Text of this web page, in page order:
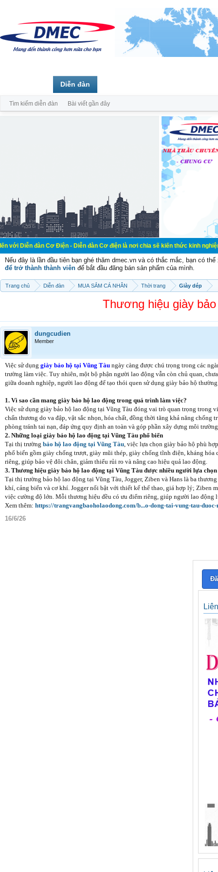
Cơ Điện - Diễn đàn Cơ điện là nơi chia sẽ kiến thức kinh nghiệm trong
Nếu đây là lần đầu tiên bạn ghé thăm dmec.vn và có thắc mắc, bạn có
để trở thành thành viên để bắt đầu đăng bán sản phẩm của mình.
Trang chủ Diễn đàn MUA SẮM CÁ NHÂN Thời trang Giày dép
Thương hiệu giày
dungcudien
Member
Việc sử dụng giày bảo hộ tại Vũng Tàu ngày càng được chú trọng trong các
trường làm việc. Tuy nhiên, một bộ phận người lao động vẫn còn chủ quan,
giữa doanh nghiệp, người lao động để tạo thói quen sử dụng giày bảo hộ
1. Vì sao cần mang giày bảo hộ lao động trong quá trình làm việc?
Việc sử dụng giày bảo hộ lao động tại Vũng Tàu đóng vai trò quan trọng trong
chấn thương do va đập, vật sắc nhọn, hóa chất, đồng thời tăng khả năng
phòng tránh tai nạn, đáp ứng quy định an toàn và góp phần xây dựng môi
2. Những loại giày bảo hộ lao động tại Vũng Tàu phổ biến
Tại thị trường bảo hộ lao động tại Vũng Tàu, việc lựa chọn giày bảo hộ phù
phổ biến gồm giày chống trượt, giày mũi thép, giày chống tĩnh điện, kháng
riêng, giúp bảo vệ đôi chân, giảm thiểu rủi ro và nâng cao hiệu quả lao động.
3. Thương hiệu giày bảo hộ lao động tại Vũng Tàu được nhiều người lựa chọn
Tại thị trường bảo hộ lao động tại Vũng Tàu, Jogger, Ziben và Hans là ba
khí, cảng biển và cơ khí. Jogger nổi bật với thiết kế thể thao, giá hợp lý; Ziben
việc cường độ lớn. Mỗi thương hiệu đều có ưu điểm riêng, giúp người lao động
Xem thêm: https://trangvangbaoholaodong.com/b...o-dong-tai-vung-tau-
16/6/26
Diễn đàn
Tìm kiếm diễn đàn Bài viết gần đây